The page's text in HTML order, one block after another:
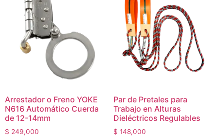
Arrestador o Freno YOKE
N616 Automático Cuerda
de 12-14mm
$ 249,000
Par de Pretales para
Trabajo en Alturas
Dieléctricos Regulables
$ 148,000